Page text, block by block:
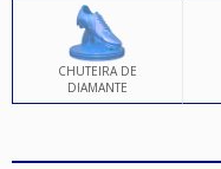
CHUTEIRA DE
DIAMANTE